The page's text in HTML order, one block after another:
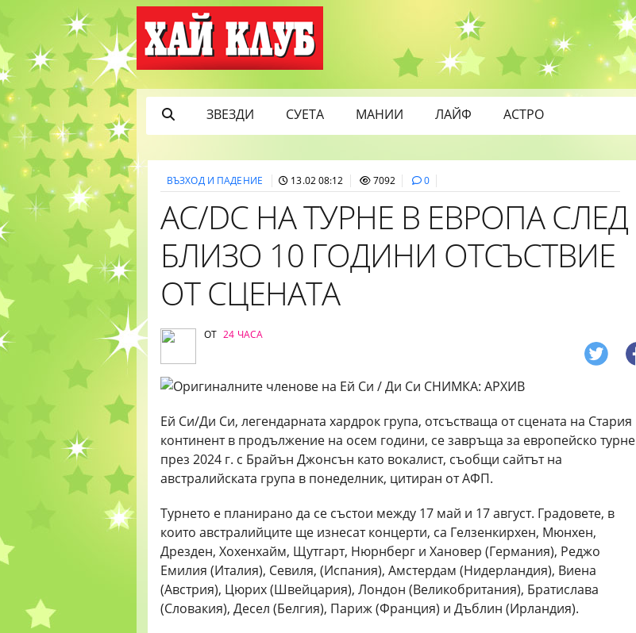
ЗВЕЗДИ СУЕТА МАНИИ ЛАЙФ АСТРО
ВЪЗХОД И ПАДЕНИЕ 13.02 08:12 7092 0
AC/DC НА ТУРНЕ В ЕВРОПА СЛЕД
БЛИЗО 10 ГОДИНИ ОТСЪСТВИЕ
ОТ СЦЕНАТА
ОТ 24 ЧАСА
Ей Си/Ди Си, легендарната хардрок група, отсъстваща от сцената на Стария
континент в продължение на осем години, се завръща за европейско турне
през 2024 г. с Брайън Джонсън като вокалист, съобщи сайтът на
австралийската група в понеделник, цитиран от АФП.
Турнето е планирано да се състои между 17 май и 17 август. Градовете, в
които австралийците ще изнесат концерти, са Гелзенкирхен, Мюнхен,
Дрезден, Хохенхайм, Щутгарт, Нюрнберг и Хановер (Германия), Реджо
Емилия (Италия), Севиля, (Испания), Амстердам (Нидерландия), Виена
(Австрия), Цюрих (Швейцария), Лондон (Великобритания), Братислава
(Словакия), Десел (Белгия), Париж (Франция) и Дъблин (Ирландия).